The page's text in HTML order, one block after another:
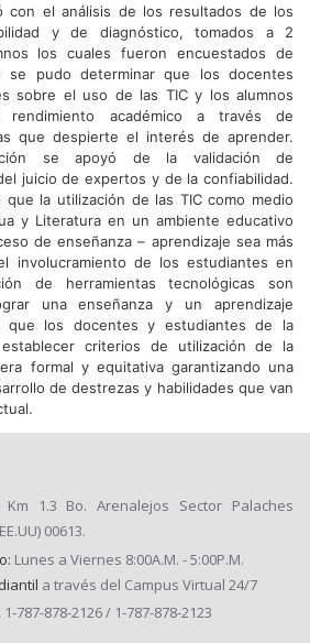
con el análisis de los resultados de los
y de diagnóstico, tomados a 2
los cuales fueron encuestados de
se pudo determinar que los docentes
sobre el uso de las TIC y los alumnos
rendimiento académico a través de
que despierte el interés de aprender.
se apoyó de la validación de
juicio de expertos y de la confiabilidad.
la utilización de las TIC como medio
y Literatura en un ambiente educativo
de enseñanza – aprendizaje sea más
involucramiento de los estudiantes en
de herramientas tecnológicas son
una enseñanza y un aprendizaje
que los docentes y estudiantes de la
criterios de utilización de la
formal y equitativa garantizando una
de destrezas y habilidades que van
Km 1.3 Bo. Arenalejos Sector Palaches
00613.
Lunes a Viernes 8:00A.M. - 5:00P.M.
a través del Campus Virtual 24/7
1-787-878-2126 / 1-787-878-2123